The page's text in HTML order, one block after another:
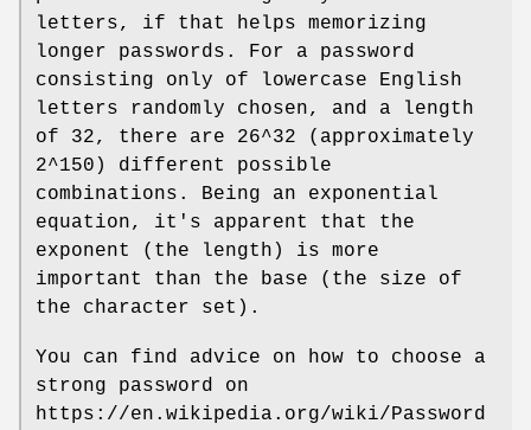
letters, if that helps memorizing
longer passwords. For a password
consisting only of lowercase English
letters randomly chosen, and a length
of 32, there are 26^32 (approximately
2^150) different possible
combinations. Being an exponential
equation, it's apparent that the
exponent (the length) is more
important than the base (the size of
the character set).
You can find advice on how to choose a
strong password on
https://en.wikipedia.org/wiki/Password